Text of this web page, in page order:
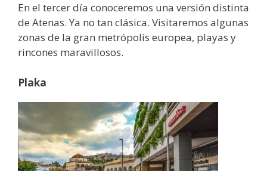
En el tercer día conoceremos una versión distinta
de Atenas. Ya no tan clásica. Visitaremos algunas
zonas de la gran metrópolis europea, playas y
rincones maravillosos.
Plaka